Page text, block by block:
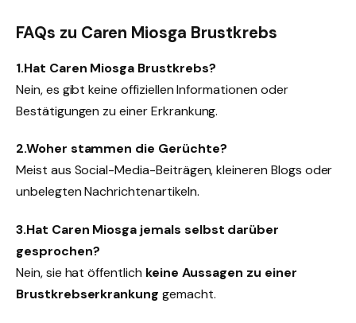
FAQs zu Caren Miosga Brustkrebs
1.Hat Caren Miosga Brustkrebs?
Nein, es gibt keine offiziellen Informationen oder
Bestätigungen zu einer Erkrankung.
2.Woher stammen die Gerüchte?
Meist aus Social-Media-Beiträgen, kleineren Blogs oder
unbelegten Nachrichtenartikeln.
3.Hat Caren Miosga jemals selbst darüber
gesprochen?
Nein, sie hat öffentlich keine Aussagen zu einer
Brustkrebserkrankung gemacht.